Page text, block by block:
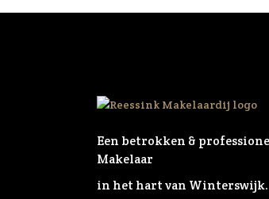
Een betrokken &
Makelaar
in het hart van Winterswijk.